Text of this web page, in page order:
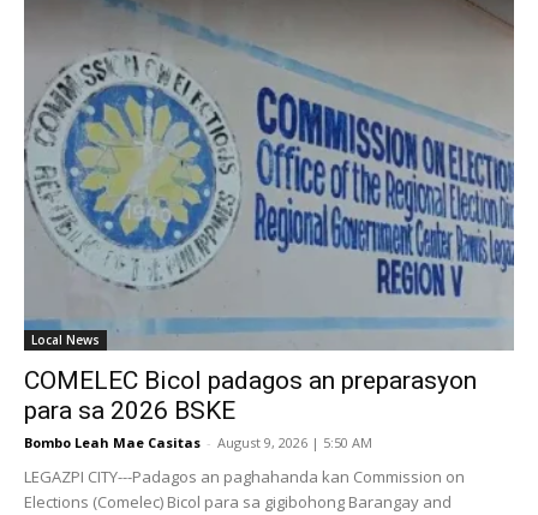
Local News
COMELEC Bicol padagos an preparasyon
para sa 2026 BSKE
Bombo Leah Mae Casitas - August 9, 2026 | 5:50 AM
LEGAZPI CITY---Padagos an paghahanda kan Commission on
Elections (Comelec) Bicol para sa gigibohong Barangay and